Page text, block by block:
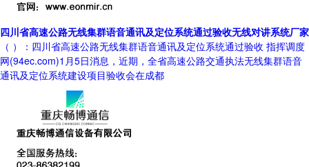
四川省高速公路无线集群语音通讯及定位系统通过验收无线对讲系统厂家
（ ）：四川省高速公路无线集群语音通讯及定位系统通过验收 指挥调度
网(94ec.com)1月5日消息，近期，全省高速公路交通执法无线集群语音
通讯及定位系统建设项目验收会在成都